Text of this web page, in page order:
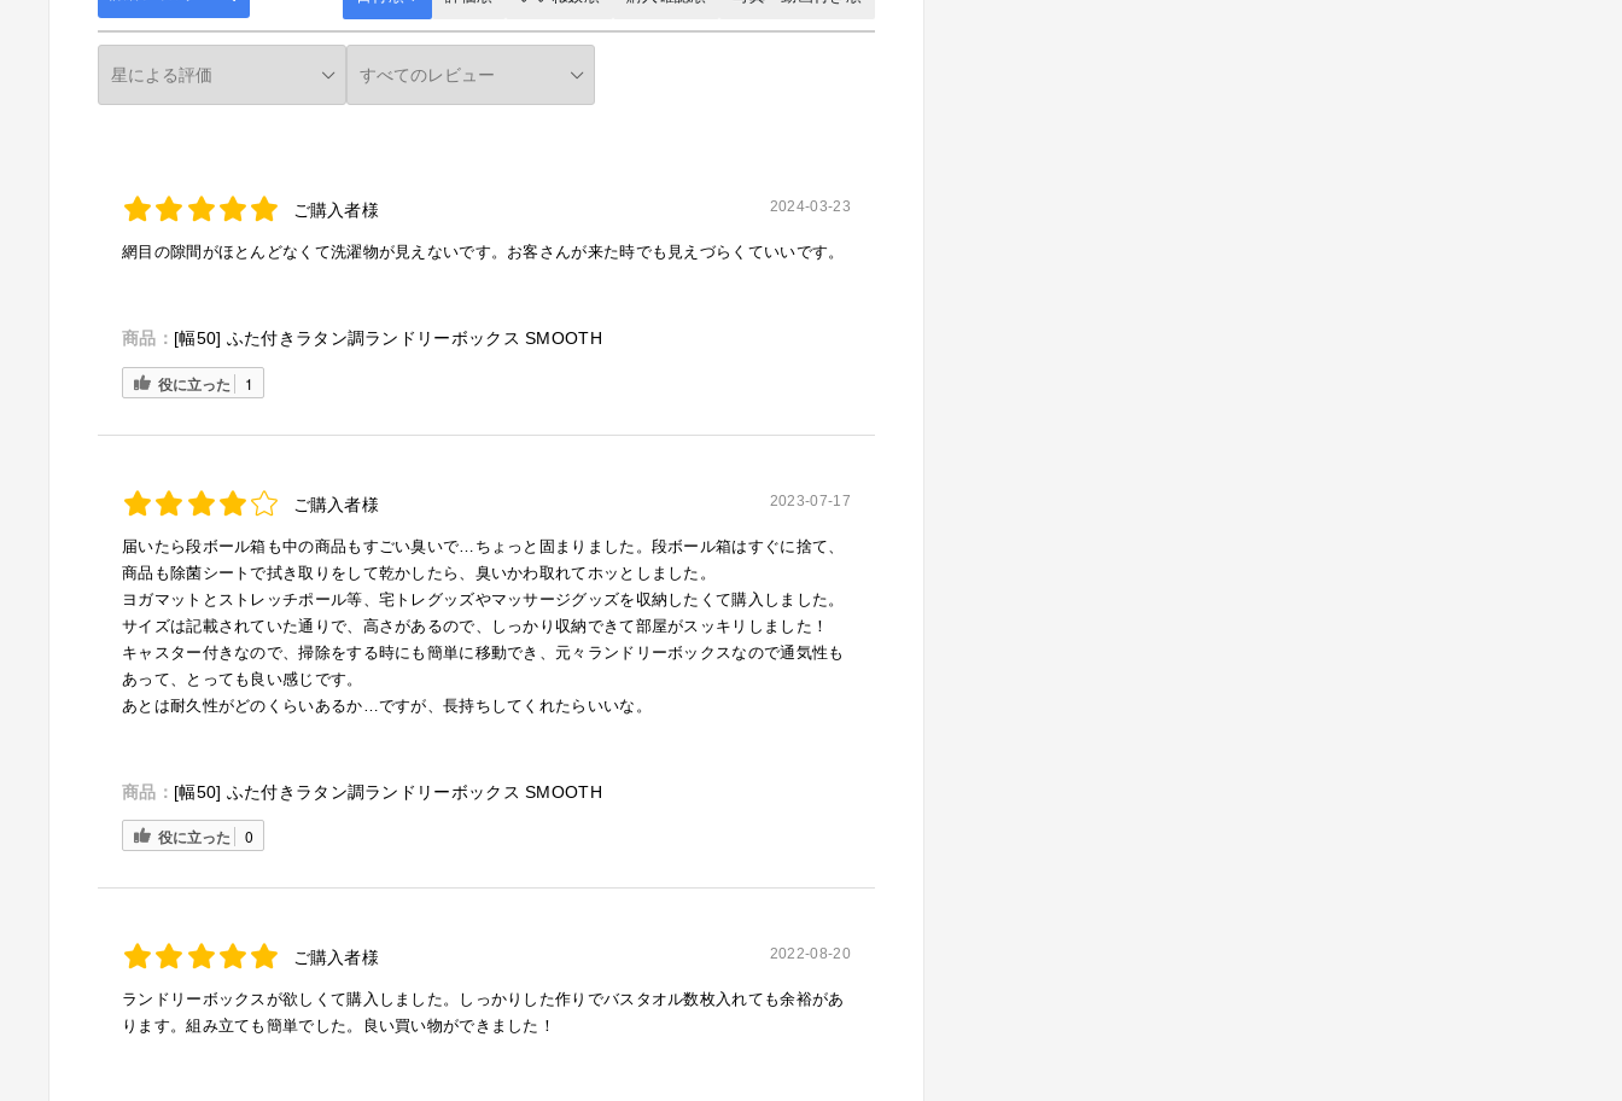
ケット ランドリー収納 洗濯かご 収納ボックス おしゃれ シンプル 脱衣所 洗面所 キッチン リ
ビング キャスター付き 縦型 大容量 防水）
ご購入者様 2024-03-23
網目の隙間がほとんどなくて洗濯物が見えないです。お客さんが来た時でも見えづらくていいです。
商品： [幅50] ふた付きラタン調ランドリーボックス SMOOTH
役に立った 1
ご購入者様 2023-07-17
届いたら段ボール箱も中の商品もすごい臭いで…ちょっと固まりました。段ボール箱はすぐに捨て、
商品も除菌シートで拭き取りをして乾かしたら、臭いかわ取れてホッとしました。
ヨガマットとストレッチポール等、宅トレグッズやマッサージグッズを収納したくて購入しました。
サイズは記載されていた通りで、高さがあるので、しっかり収納できて部屋がスッキリしました！
キャスター付きなので、掃除をする時にも簡単に移動でき、元々ランドリーボックスなので通気性も
あって、とっても良い感じです。
あとは耐久性がどのくらいあるか…ですが、長持ちしてくれたらいいな。
商品： [幅50] ふた付きラタン調ランドリーボックス SMOOTH
役に立った 0
ご購入者様 2022-08-20
ランドリーボックスが欲しくて購入しました。しっかりした作りでバスタオル数枚入れても余裕があ
ります。組み立ても簡単でした。良い買い物ができました！